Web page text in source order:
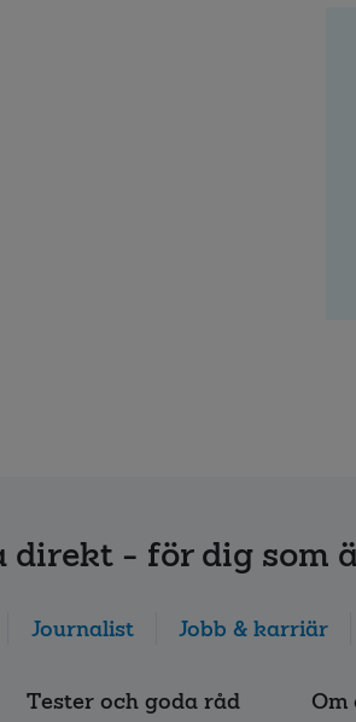
- för dig som
Journalist Jobb & karriär
Tester och goda råd Om